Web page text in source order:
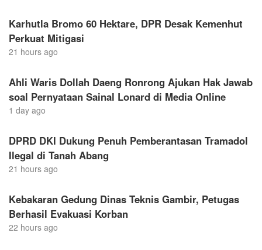
Karhutla Bromo 60 Hektare, DPR Desak Kemenhut
Perkuat Mitigasi
21 hours ago
Ahli Waris Dollah Daeng Ronrong Ajukan Hak Jawab
soal Pernyataan Sainal Lonard di Media Online
1 day ago
DPRD DKI Dukung Penuh Pemberantasan Tramadol
Ilegal di Tanah Abang
21 hours ago
Kebakaran Gedung Dinas Teknis Gambir, Petugas
Berhasil Evakuasi Korban
22 hours ago